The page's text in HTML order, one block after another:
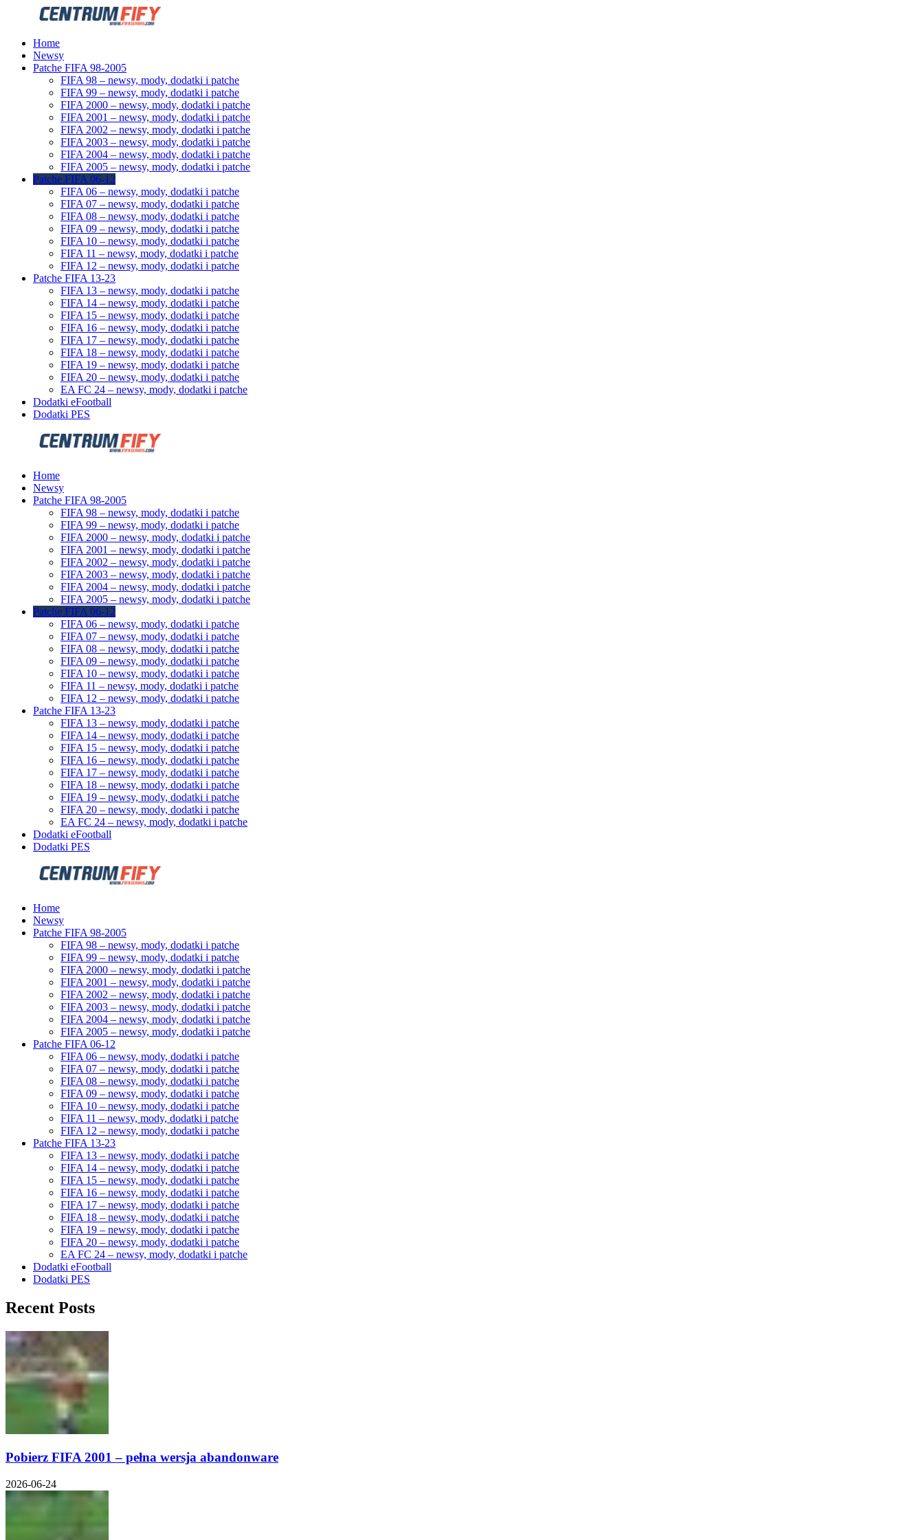
Home
Newsy
Patche FIFA 98-2005
FIFA 98 – newsy, mody, dodatki i patche
FIFA 99 – newsy, mody, dodatki i patche
FIFA 2000 – newsy, mody, dodatki i patche
FIFA 2001 – newsy, mody, dodatki i patche
FIFA 2002 – newsy, mody, dodatki i patche
FIFA 2003 – newsy, mody, dodatki i patche
FIFA 2004 – newsy, mody, dodatki i patche
FIFA 2005 – newsy, mody, dodatki i patche
Patche FIFA 06-12
FIFA 06 – newsy, mody, dodatki i patche
FIFA 07 – newsy, mody, dodatki i patche
FIFA 08 – newsy, mody, dodatki i patche
FIFA 09 – newsy, mody, dodatki i patche
FIFA 10 – newsy, mody, dodatki i patche
FIFA 11 – newsy, mody, dodatki i patche
FIFA 12 – newsy, mody, dodatki i patche
Patche FIFA 13-23
FIFA 13 – newsy, mody, dodatki i patche
FIFA 14 – newsy, mody, dodatki i patche
FIFA 15 – newsy, mody, dodatki i patche
FIFA 16 – newsy, mody, dodatki i patche
FIFA 17 – newsy, mody, dodatki i patche
FIFA 18 – newsy, mody, dodatki i patche
FIFA 19 – newsy, mody, dodatki i patche
FIFA 20 – newsy, mody, dodatki i patche
EA FC 24 – newsy, mody, dodatki i patche
Dodatki eFootball
Dodatki PES
Home
Newsy
Patche FIFA 98-2005
FIFA 98 – newsy, mody, dodatki i patche
FIFA 99 – newsy, mody, dodatki i patche
FIFA 2000 – newsy, mody, dodatki i patche
FIFA 2001 – newsy, mody, dodatki i patche
FIFA 2002 – newsy, mody, dodatki i patche
FIFA 2003 – newsy, mody, dodatki i patche
FIFA 2004 – newsy, mody, dodatki i patche
FIFA 2005 – newsy, mody, dodatki i patche
Patche FIFA 06-12
FIFA 06 – newsy, mody, dodatki i patche
FIFA 07 – newsy, mody, dodatki i patche
FIFA 08 – newsy, mody, dodatki i patche
FIFA 09 – newsy, mody, dodatki i patche
FIFA 10 – newsy, mody, dodatki i patche
FIFA 11 – newsy, mody, dodatki i patche
FIFA 12 – newsy, mody, dodatki i patche
Patche FIFA 13-23
FIFA 13 – newsy, mody, dodatki i patche
FIFA 14 – newsy, mody, dodatki i patche
FIFA 15 – newsy, mody, dodatki i patche
FIFA 16 – newsy, mody, dodatki i patche
FIFA 17 – newsy, mody, dodatki i patche
FIFA 18 – newsy, mody, dodatki i patche
FIFA 19 – newsy, mody, dodatki i patche
FIFA 20 – newsy, mody, dodatki i patche
EA FC 24 – newsy, mody, dodatki i patche
Dodatki eFootball
Dodatki PES
Home
Newsy
Patche FIFA 98-2005
FIFA 98 – newsy, mody, dodatki i patche
FIFA 99 – newsy, mody, dodatki i patche
FIFA 2000 – newsy, mody, dodatki i patche
FIFA 2001 – newsy, mody, dodatki i patche
FIFA 2002 – newsy, mody, dodatki i patche
FIFA 2003 – newsy, mody, dodatki i patche
FIFA 2004 – newsy, mody, dodatki i patche
FIFA 2005 – newsy, mody, dodatki i patche
Patche FIFA 06-12
FIFA 06 – newsy, mody, dodatki i patche
FIFA 07 – newsy, mody, dodatki i patche
FIFA 08 – newsy, mody, dodatki i patche
FIFA 09 – newsy, mody, dodatki i patche
FIFA 10 – newsy, mody, dodatki i patche
FIFA 11 – newsy, mody, dodatki i patche
FIFA 12 – newsy, mody, dodatki i patche
Patche FIFA 13-23
FIFA 13 – newsy, mody, dodatki i patche
FIFA 14 – newsy, mody, dodatki i patche
FIFA 15 – newsy, mody, dodatki i patche
FIFA 16 – newsy, mody, dodatki i patche
FIFA 17 – newsy, mody, dodatki i patche
FIFA 18 – newsy, mody, dodatki i patche
FIFA 19 – newsy, mody, dodatki i patche
FIFA 20 – newsy, mody, dodatki i patche
EA FC 24 – newsy, mody, dodatki i patche
Dodatki eFootball
Dodatki PES
Recent Posts
Pobierz FIFA 2001 – pełna wersja abandonware
2026-06-24